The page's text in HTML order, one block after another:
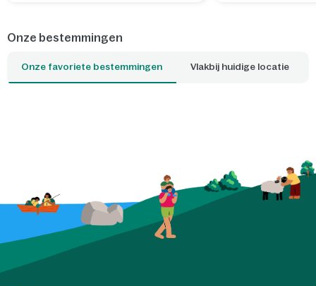
bijvoorbeeld kunt slapen tussen de
water. Welke cottage is jouw favoriet?
Onze bestemmingen
Onze favoriete bestemmingen Vlakbij huidige locatie